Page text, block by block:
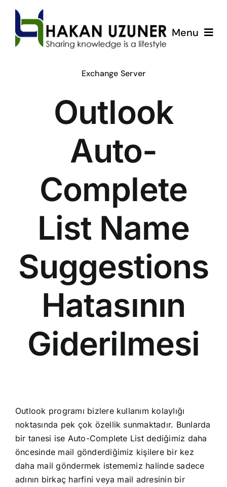
content
Menu
ÇözümPark
Eğitimlerim
İletişim
Exchange Server
Outlook
Auto-
Complete
List Name
Suggestions
Hatasının
Giderilmesi
Outlook programı bizlere kullanım kolaylığı
noktasında pek çok özellik sunmaktadır. Bunlarda
bir tanesi ise Auto-Complete List dediğimiz daha
öncesinde mail gönderdiğimiz kişilere bir kez
daha mail göndermek istememiz halinde sadece
adının birkaç harfini veya mail adresinin bir